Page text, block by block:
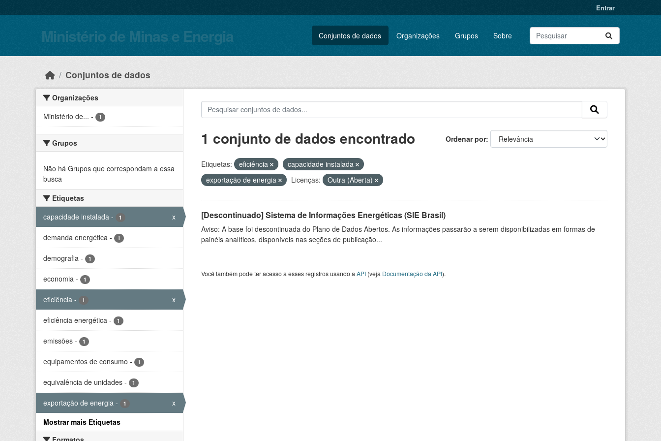
Entrar
Ministério de Minas e Energia Conjuntos de dados Organizações Grupos Sobre
Conjuntos de dados
Organizações
Ministério de... - 1
Grupos
Não há Grupos que correspondam a essa
busca
Etiquetas
capacidade instalada - 1 x
demanda energética - 1
demografia - 1
economia - 1
eficiência - 1 x
eficiência energética - 1
emissões - 1
equipamentos de consumo - 1
equivalência de unidades - 1
exportação de energia - 1
x
Mostrar mais Etiquetas
Ordenar por
1 conjunto de dados encontrado
Etiquetas: eficiência
capacidade instalada
exportação de energia
Licenças: Outra (Aberta)
[Descontinuado] Sistema de Informações Energéticas (SIE Brasil)
Aviso: A base foi descontinuada do Plano de Dados Abertos. As informações passarão a serem disponibilizadas em formas de
painéis analíticos, disponíveis nas seções de publicação...
Você também pode ter acesso a esses registros usando a API(veja Documentação da API).